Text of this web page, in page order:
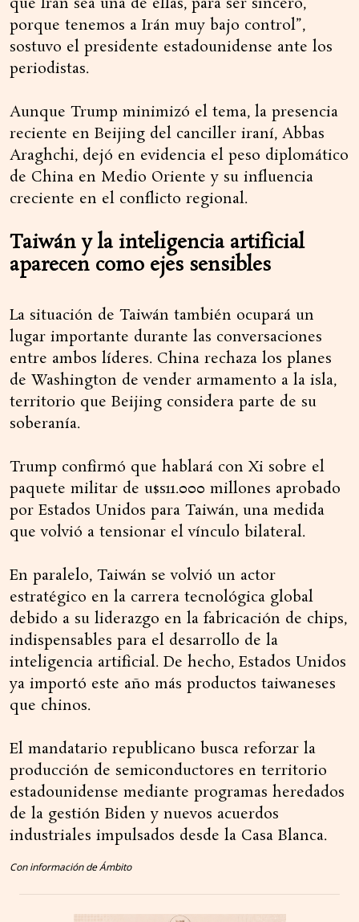
que Irán sea una de ellas, para ser sincero,
porque tenemos a Irán muy bajo control”,
sostuvo el presidente estadounidense ante los
periodistas.
Aunque Trump minimizó el tema, la presencia
reciente en Beijing del canciller iraní, Abbas
Araghchi, dejó en evidencia el peso diplomático
de China en Medio Oriente y su influencia
creciente en el conflicto regional.
Taiwán y la inteligencia artificial
aparecen como ejes sensibles
La situación de Taiwán también ocupará un
lugar importante durante las conversaciones
entre ambos líderes. China rechaza los planes
de Washington de vender armamento a la isla,
territorio que Beijing considera parte de su
soberanía.
Trump confirmó que hablará con Xi sobre el
paquete militar de u$s11.000 millones aprobado
por Estados Unidos para Taiwán, una medida
que volvió a tensionar el vínculo bilateral.
En paralelo, Taiwán se volvió un actor
estratégico en la carrera tecnológica global
debido a su liderazgo en la fabricación de chips,
indispensables para el desarrollo de la
inteligencia artificial. De hecho, Estados Unidos
ya importó este año más productos taiwaneses
que chinos.
El mandatario republicano busca reforzar la
producción de semiconductores en territorio
estadounidense mediante programas heredados
de la gestión Biden y nuevos acuerdos
industriales impulsados desde la Casa Blanca.
Con información de Ámbito